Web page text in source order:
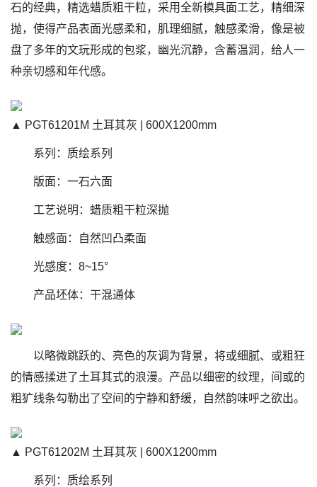
石的经典，精选蜡质粗干粒，采用全新模具面工艺，精细深
抛，使得产品表面光感柔和，肌理细腻，触感柔滑，像是被
盘了多年的文玩形成的包浆，幽光沉静，含蓄温润，给人一
种亲切感和年代感。
▲ PGT61201M 土耳其灰 | 600X1200mm
系列：质绘系列
版面：一石六面
工艺说明：蜡质粗干粒深抛
触感面：自然凹凸柔面
光感度：8~15°
产品坯体：干混通体
以略微跳跃的、亮色的灰调为背景，将或细腻、或粗狂
的情感揉进了土耳其式的浪漫。产品以细密的纹理，间或的
粗犷线条勾勒出了空间的宁静和舒缓，自然韵味呼之欲出。
▲ PGT61202M 土耳其灰 | 600X1200mm
系列：质绘系列